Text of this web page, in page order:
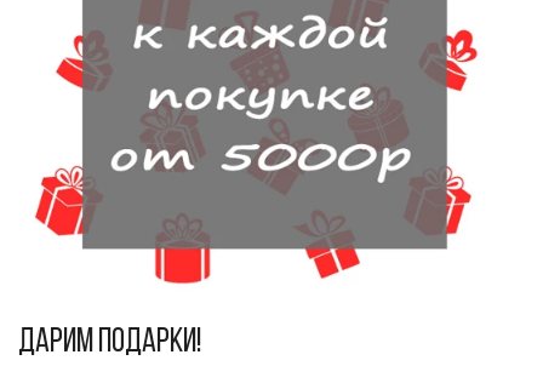
Дарим подарки!